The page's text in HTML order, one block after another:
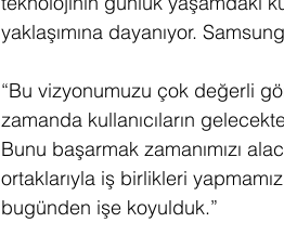
yaklaşımına dayanıyor.
“Bu vizyonumuzu çok değerli
zamanda kullanıcıların
Bunu başarmak zamanımızı
ortaklarıyla iş birlikleri
bugünden işe koyulduk.”